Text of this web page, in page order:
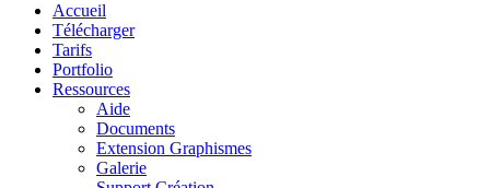
Accueil
Télécharger
Tarifs
Portfolio
Ressources
Aide
Documents
Extension Graphismes
Galerie